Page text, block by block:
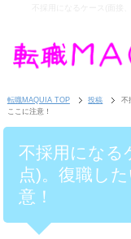
転職MAQUIA TOP 投稿
不
ここに注意！
不採用になる
点)。復職し
意！